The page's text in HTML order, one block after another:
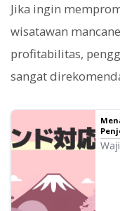
Jika ingin
wisatawan
profitabilitas,
sangat